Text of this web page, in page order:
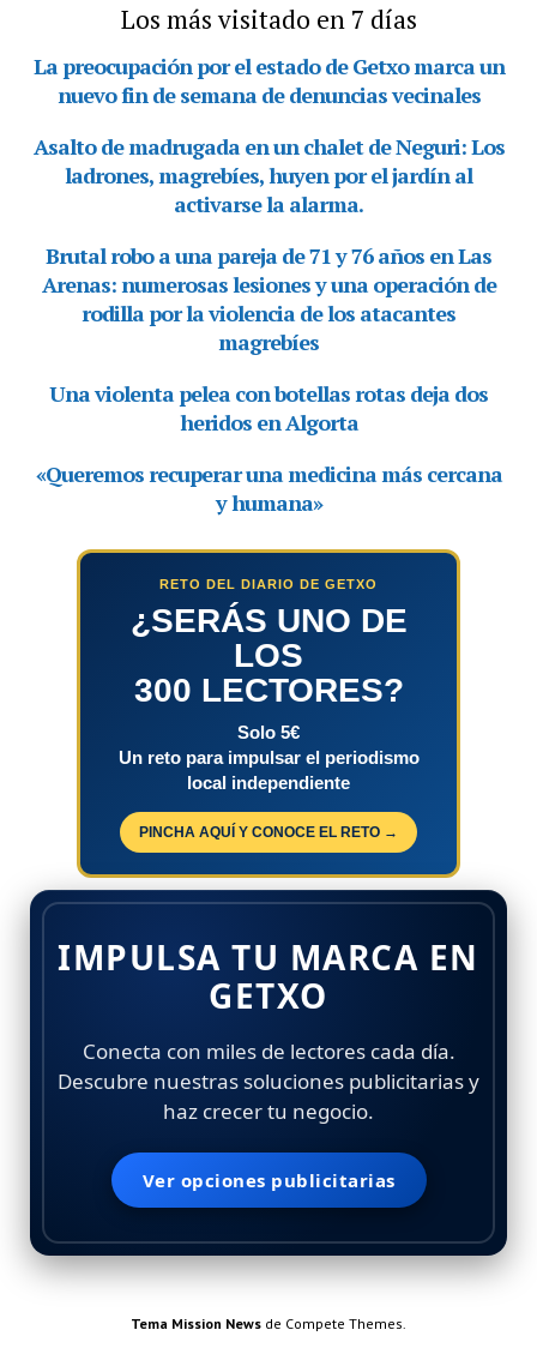
Los más visitado en 7 días
RETO DEL DIARIO DE GETXO
¿SERÁS UNO DE
LOS
300 LECTORES?
Solo 5€
Un reto para impulsar el periodismo
local independiente
PINCHA AQUÍ Y CONOCE EL RETO →
IMPULSA TU MARCA EN
GETXO
Conecta con miles de lectores cada día.
Descubre nuestras soluciones publicitarias y
haz crecer tu negocio.
Ver opciones publicitarias
Tema Mission News de Compete Themes.